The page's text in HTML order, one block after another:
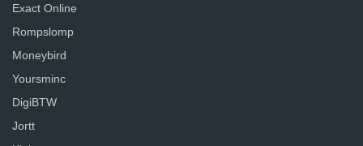
Exact Online
Rompslomp
Moneybird
Yoursminc
DigiBTW
Jortt